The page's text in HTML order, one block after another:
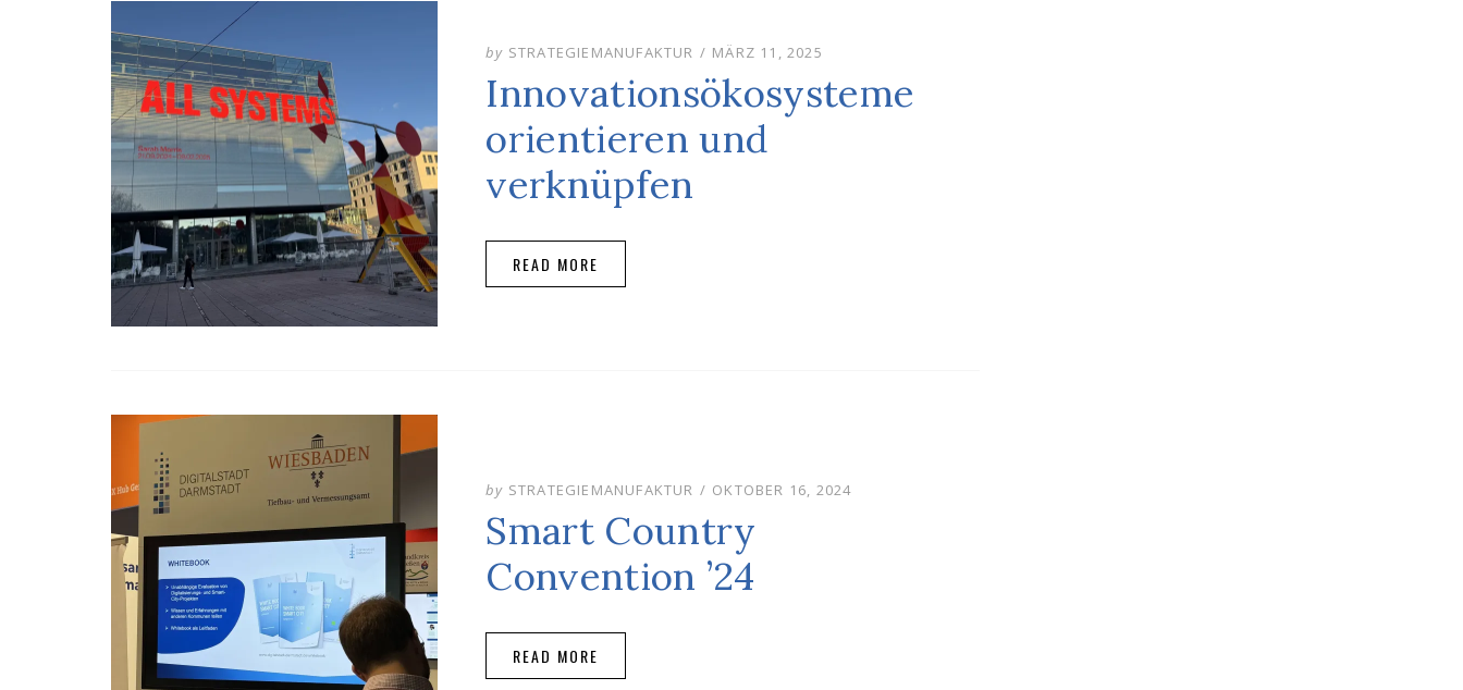
by STRATEGIEMANUFAKTUR
POSTED
ON
MÄRZ 11, 2025
Innovationsökosysteme
orientieren und
verknüpfen
READ MORE
by STRATEGIEMANUFAKTUR
POSTED
OKTOBER 16, 2024
Smart Country
Convention ’24
READ MORE